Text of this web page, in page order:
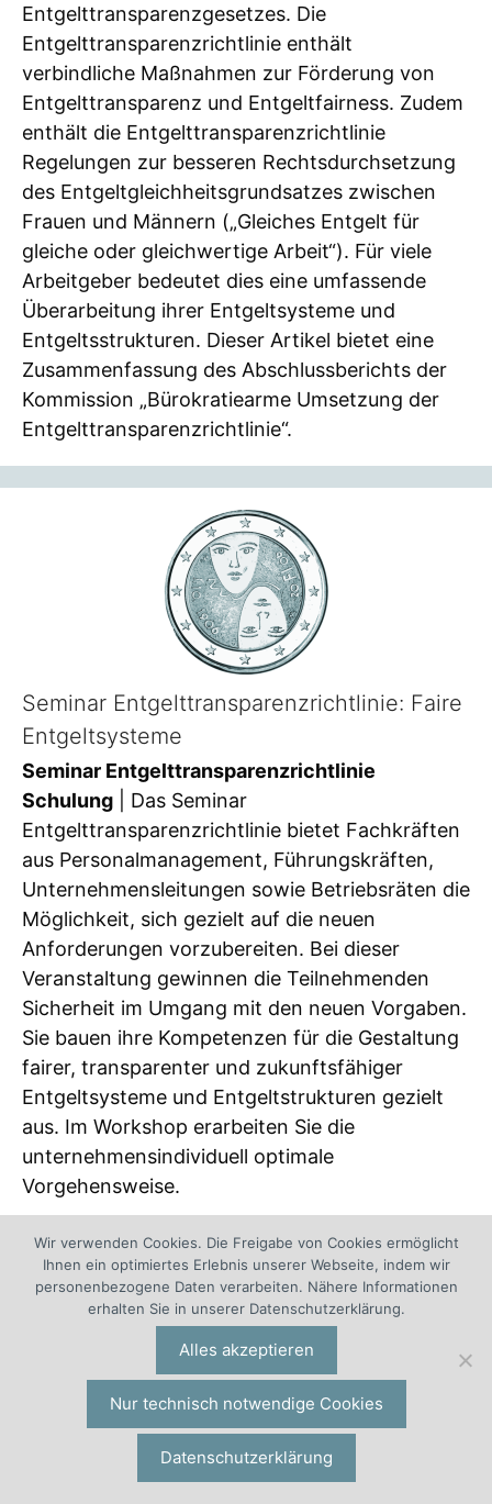
Entgelttransparenzgesetzes. Die
Entgelttransparenzrichtlinie enthält
verbindliche Maßnahmen zur Förderung von
Entgelttransparenz und Entgeltfairness. Zudem
enthält die Entgelttransparenzrichtlinie
Regelungen zur besseren Rechtsdurchsetzung
des Entgeltgleichheitsgrundsatzes zwischen
Frauen und Männern („Gleiches Entgelt für
gleiche oder gleichwertige Arbeit“). Für viele
Arbeitgeber bedeutet dies eine umfassende
Überarbeitung ihrer Entgeltsysteme und
Entgeltsstrukturen. Dieser Artikel bietet eine
Zusammenfassung des Abschlussberichts der
Kommission „Bürokratiearme Umsetzung der
Entgelttransparenzrichtlinie“.
Seminar Entgelttransparenzrichtlinie: Faire
Entgeltsysteme
Seminar Entgelttransparenzrichtlinie
Schulung | Das Seminar
Entgelttransparenzrichtlinie bietet Fachkräften
aus Personalmanagement, Führungskräften,
Unternehmensleitungen sowie Betriebsräten die
Möglichkeit, sich gezielt auf die neuen
Anforderungen vorzubereiten. Bei dieser
Veranstaltung gewinnen die Teilnehmenden
Sicherheit im Umgang mit den neuen Vorgaben.
Sie bauen ihre Kompetenzen für die Gestaltung
fairer, transparenter und zukunftsfähiger
Entgeltsysteme und Entgeltstrukturen gezielt
aus. Im Workshop erarbeiten Sie die
unternehmensindividuell optimale
Vorgehensweise.
Entgelt-Software für Entgeltberichte und
Wir verwenden Cookies. Die Freigabe von Cookies ermöglicht
Ihnen ein optimiertes Erlebnis unserer Webseite, indem wir
personenbezogene Daten verarbeiten. Nähere Informationen
erhalten Sie in unserer Datenschutzerklärung.
Alles akzeptieren
Nur technisch notwendige Cookies
Datenschutzerklärung